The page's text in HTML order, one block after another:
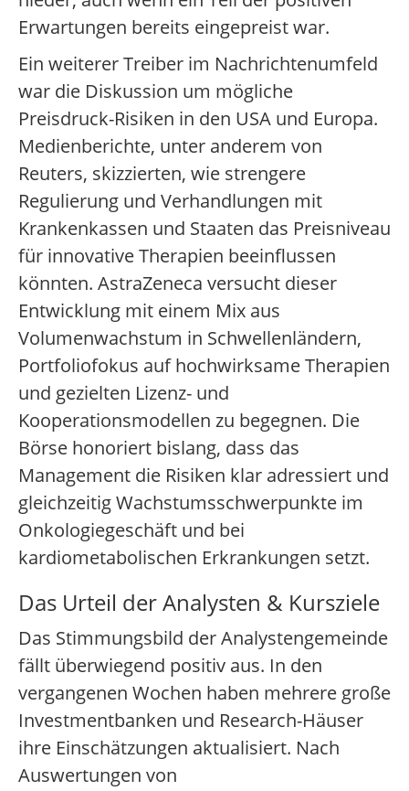
Erwartungen bereits eingepreist war.
Ein weiterer Treiber im Nachrichtenumfeld
war die Diskussion um mögliche
Preisdruck-Risiken in den USA und Europa.
Medienberichte, unter anderem von
Reuters, skizzierten, wie strengere
Regulierung und Verhandlungen mit
Krankenkassen und Staaten das Preisniveau
für innovative Therapien beeinflussen
könnten. AstraZeneca versucht dieser
Entwicklung mit einem Mix aus
Volumenwachstum in Schwellenländern,
Portfoliofokus auf hochwirksame Therapien
und gezielten Lizenz- und
Kooperationsmodellen zu begegnen. Die
Börse honoriert bislang, dass das
Management die Risiken klar adressiert und
gleichzeitig Wachstumsschwerpunkte im
Onkologiegeschäft und bei
kardiometabolischen Erkrankungen setzt.
Das Urteil der Analysten & Kursziele
Das Stimmungsbild der Analystengemeinde
fällt überwiegend positiv aus. In den
vergangenen Wochen haben mehrere große
Investmentbanken und Research-Häuser
ihre Einschätzungen aktualisiert. Nach
Auswertungen von